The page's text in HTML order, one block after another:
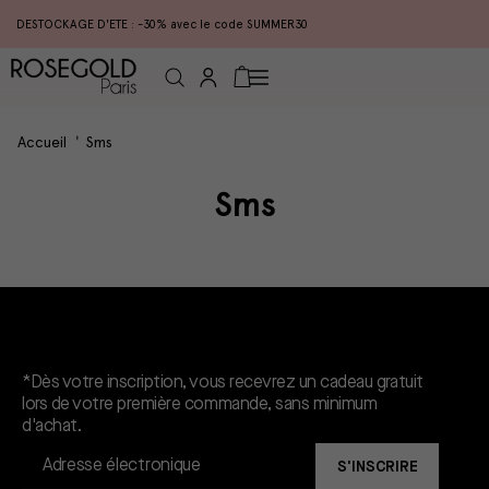
DESTOCKAGE D'ETE : -30% avec le code SUMMER30
ConnexionPanier
Accueil Sms
Sms
*Dès votre inscription, vous recevrez un cadeau gratuit
lors de votre première commande, sans minimum
d'achat.
S'INSCRIRE